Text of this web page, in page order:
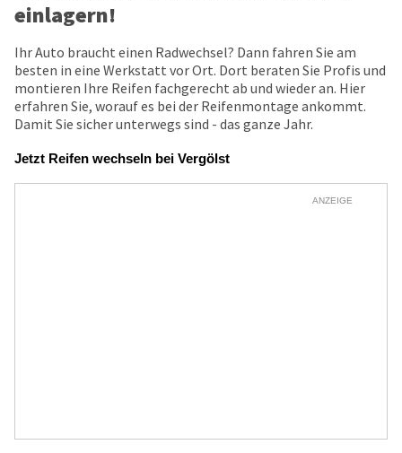
einlagern!
Ihr Auto braucht einen Radwechsel? Dann fahren Sie am
besten in eine Werkstatt vor Ort. Dort beraten Sie Profis und
montieren Ihre Reifen fachgerecht ab und wieder an. Hier
erfahren Sie, worauf es bei der Reifenmontage ankommt.
Damit Sie sicher unterwegs sind - das ganze Jahr.
Jetzt Reifen wechseln bei Vergölst
ANZEIGE